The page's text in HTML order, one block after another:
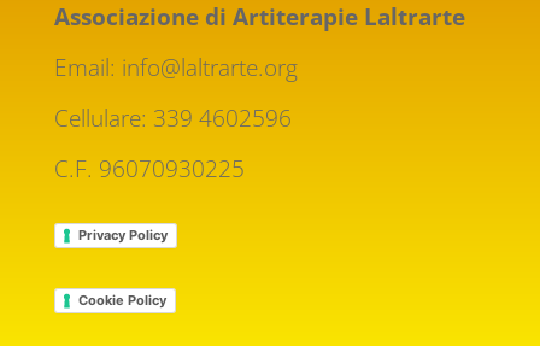
Associazione di Artiterapie Laltrarte
Email: info@laltrarte.org
Cellulare: 339 4602596
C.F. 96070930225
Privacy Policy
Cookie Policy